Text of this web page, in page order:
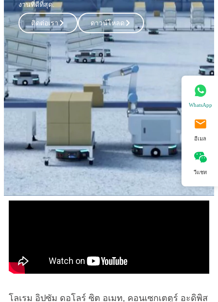
งานที่ดีที่สุด.
ติดต่อเรา ดาวน์โหลด
โลเรม อิปซัม ดอโลร์ ซิต อเมท, คอนเซกเตตูร์ อะดิพิส
WhatsApp
อีเมล
วีแชท